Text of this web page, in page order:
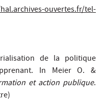
ouvertes.fr/tel-
de la politique
In Meier O. &
et action publique.